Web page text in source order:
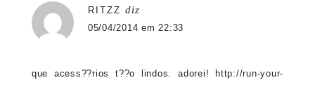
RITZZ diz
05/04/2014 em 22:33
que acess??rios t??o lindos. adorei!
http://run-your-